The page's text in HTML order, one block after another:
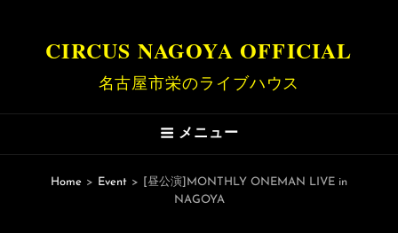
CIRCUS NAGOYA OFFICIAL
名古屋市栄のライブハウス
メニュー
Home > Event >
[昼公演]MONTHLY ONEMAN LIVE in
NAGOYA